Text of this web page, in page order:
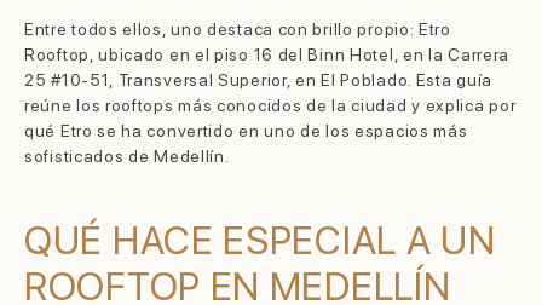
Entre todos ellos, uno destaca con brillo propio: Etro
Rooftop, ubicado en el piso 16 del Binn Hotel, en la Carrera
25 #10-51, Transversal Superior, en El Poblado. Esta guía
reúne los rooftops más conocidos de la ciudad y explica por
qué Etro se ha convertido en uno de los espacios más
sofisticados de Medellín.
QUÉ HACE ESPECIAL A UN
ROOFTOP EN MEDELLÍN